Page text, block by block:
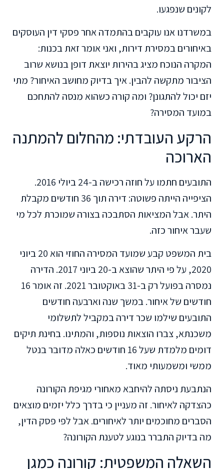
לקונים שנפגעו.
במשרדנו אנו עוקבים בהתמדה אחר פסקי דין העוסקים
באיחורים במסירת דירות, ואני אומר זאת בכנות:
המקרה הנוכח מציג בהירות יוצאת דופן בנושא שרוב
הציבור מתקשה להבין. איך בדיוק מחושב האיחור? מתי
יזם יכול להתגונן? ומה קורה כשהוא מנסה להתחכם
במועד המסירה?
הרקע העובדתי: מהחלום להמתנה
הארוכה
התובעים חתמו על חוזה רכישה ב-24 ביולי 2016.
הציפייה הייתה פשוטה: דירה תוך 36 חודשים מקבלת
היתר. אבל המציאות הסתבכה בצורה שמוכרת לכל מי
שעבר איחור כזה.
בית המשפט קבע שמועד המסירה החוזי הוא 20 ביוני
2020, על פי היתר שהוצא ב-20 ביוני 2017. הדירה
נמסרה בפועל רק ב-31 באוקטובר 2021. זה אומר 16
חודשים של איחור. במשך שנה וארבעה חודשים
התובעים שילמו שכר דירה במקביל לתשלומי
משכנתא, צברו הוצאות נוספות, והמתינו. בחינת תיקים
דומים מלמדת שעל 16 חודשים כאלה מדובר בנטל
ממשי ומשמעותי מאוד.
הנתבעת ניסתה להיחבא מאחורי מגיפת הקורונה
כהצדקה לאיחור. זה מעניין כי בדרך כלל יזמים מוצאים
הסברים מחוכמים יותר לאיחורים. אבל לפי פסק הדין,
מה בדיוק התברר בנוגע לטענת הקורונה?
השאלה המשפטית: קורונה כמגן